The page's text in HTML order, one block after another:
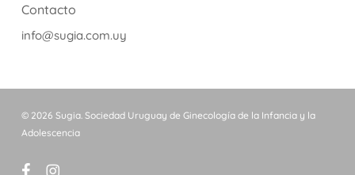
Contacto
info@sugia.com.uy
© 2026 Sugia. Sociedad Uruguay de Ginecología de la Infancia y la
Adolescencia
facebookinstagram